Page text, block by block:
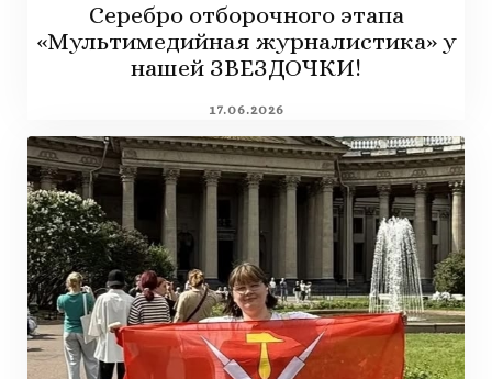
Серебро отборочного этапа
«Мультимедийная журналистика» у
нашей ЗВЕЗДОЧКИ!
17.06.2026